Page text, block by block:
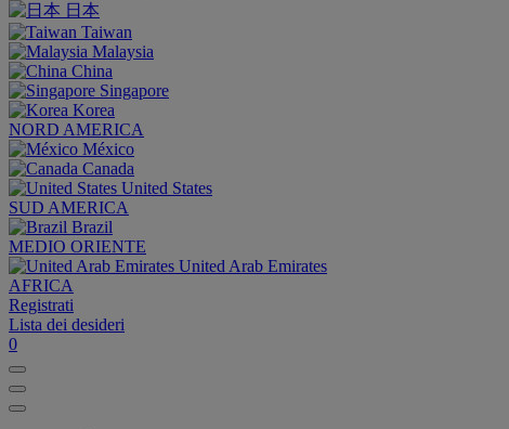
日本
Taiwan
Malaysia
China
Singapore
Korea
NORD AMERICA
México
Canada
United States
SUD AMERICA
Brazil
MEDIO ORIENTE
United Arab Emirates
AFRICA
Registrati
Lista dei desideri
0